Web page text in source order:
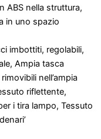
ABS nella struttura,
in uno spazio
imbottiti, regolabili,
Ampia tasca
nell’ampia
riflettente,
i tira lampo, Tessuto